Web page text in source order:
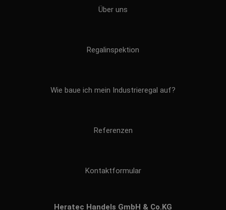
Über uns
Regalinspektion
Wie baue ich mein Industrieregal auf?
Referenzen
Kontaktformular
Heratec Handels GmbH & Co.KG